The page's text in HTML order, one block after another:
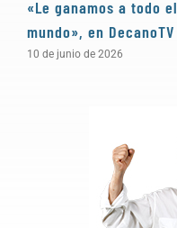
«Le ganamos a todo el
mundo», en DecanoTV
10 de junio de 2026